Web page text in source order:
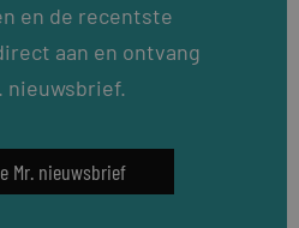
en de recentste
aan en ontvang
nieuwsbrief.
Mr. nieuwsbrief